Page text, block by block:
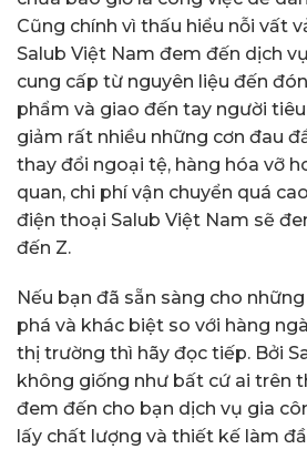
Cũng chính vì thấu hiểu nỗi vất
Salub Việt Nam đem đến dịch
cung cấp từ nguyên liệu đến
phẩm và giao đến tay người
giảm rất nhiều những cơn đau
thay đổi ngoại tệ, hàng hóa vỡ
quan, chi phí vận chuyển quá
điện thoại Salub Việt Nam sẽ
đến Z.
Nếu bạn đã sẵn sàng cho
phá và khác biệt so với hàng
thị trường thì hãy đọc tiếp. Bởi
không giống như bất cứ ai trên
đem đến cho bạn dịch vụ gia
lấy chất lượng và thiết kế làm